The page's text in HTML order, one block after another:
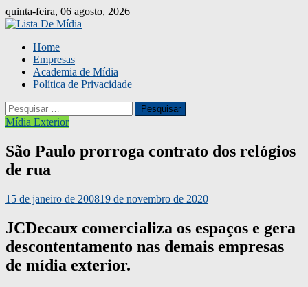
Skip
to
quinta-feira, 06 agosto, 2026
Home
Empresas
Academia de Mídia
Política de Privacidade
Pesquisar
por:
Mídia Exterior
São Paulo prorroga contrato dos relógios
de rua
15 de janeiro de 200819 de novembro de 2020
JCDecaux comercializa os espaços e gera
descontentamento nas demais empresas
de mídia exterior.